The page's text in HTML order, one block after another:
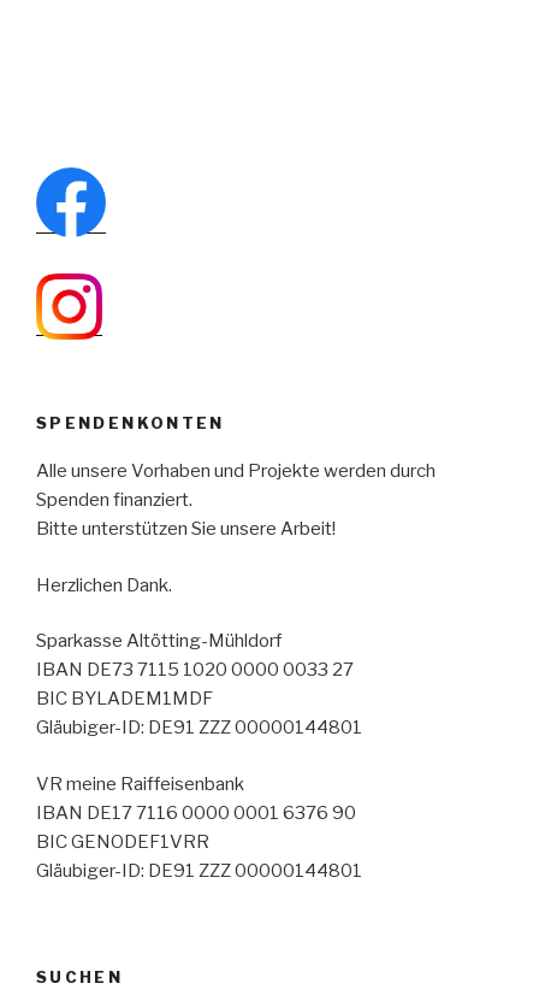
SPENDENKONTEN
Alle unsere Vorhaben und Projekte werden durch
Spenden finanziert.
Bitte unterstützen Sie unsere Arbeit!
Herzlichen Dank.
Sparkasse Altötting-Mühldorf
IBAN DE73 7115 1020 0000 0033 27
BIC BYLADEM1MDF
Gläubiger-ID: DE91 ZZZ 00000144801
VR meine Raiffeisenbank
IBAN DE17 7116 0000 0001 6376 90
BIC GENODEF1VRR
Gläubiger-ID: DE91 ZZZ 00000144801
SUCHEN